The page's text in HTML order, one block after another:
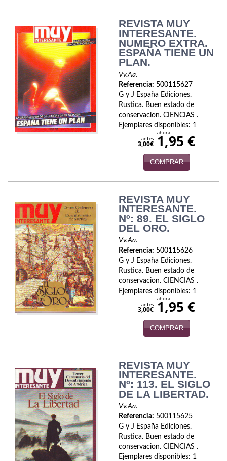
Novela fantástica
Novela histórica
Novela negra
Novela romántica
Otros idiomas
Poesía
Política
Psicología. Educación
Religión
Revistas
Tema Local
Terror
Terrorismo
Varios
REVISTA MUY
INTERESANTE.
NUMERO EXTRA.
ESPAÑA TIENE UN
PLAN.
Vv.Aa.
Referencia: 500115627
G y J España Ediciones.
Rustica. Buen estado de
conservacion. CIENCIAS .
Ejemplares disponibles: 1
antes
3,00€
ahora:
1,95 €
COMPRAR
REVISTA MUY
INTERESANTE.
Nº: 89. EL SIGLO
DEL ORO.
Vv.Aa.
Referencia: 500115626
G y J España Ediciones.
Rustica. Buen estado de
conservacion. CIENCIAS .
Ejemplares disponibles: 1
antes
3,00€
ahora:
1,95 €
COMPRAR
REVISTA MUY
INTERESANTE.
Nº: 113. EL SIGLO
DE LA LIBERTAD.
Vv.Aa.
Referencia: 500115625
G y J España Ediciones.
Rustica. Buen estado de
conservacion. CIENCIAS .
Ejemplares disponibles: 1